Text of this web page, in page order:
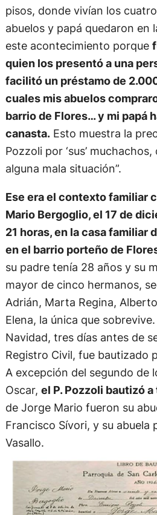
pisos, donde vivían los
abuelos y papá quedaron en
este acontecimiento porque
quien los presentó a una
facilitó un préstamo de
cuales mis abuelos
barrio de Flores… y mi papá
canasta.Esto muestra la
Pozzoli por ‘sus’
alguna mala situación”.
Ese era el contexto familiar
Mario Bergoglio, el 17 de
21 horas, en la casa familiar
en el barrio porteño de
su padre tenía 28 años y su
mayor de cinco hermanos,
Adrián, Marta Regina,
Elena, la única que
Navidad, tres días antes de
Registro Civil, fue bautizado
A excepción del segundo de
Oscar, el P. Pozzoli bautizó
de Jorge Mario fueron su
Francisco Sívori, y su abuela
Vasallo.